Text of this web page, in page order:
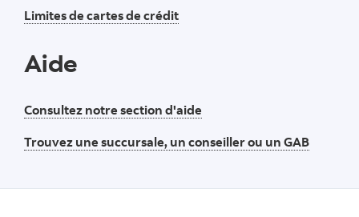
Limites de cartes de crédit
Aide
Consultez notre section d'aide
Trouvez une succursale, un conseiller ou un GAB